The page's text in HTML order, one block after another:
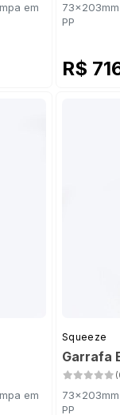
em
PP
R$
em
Squeeze
Garrafa
PP